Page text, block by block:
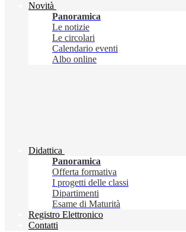
Novità
Panoramica
Le notizie
Le circolari
Calendario eventi
Albo online
Didattica
Panoramica
Offerta formativa
I progetti delle classi
Dipartimenti
Esame di Maturità
Registro Elettronico
Contatti